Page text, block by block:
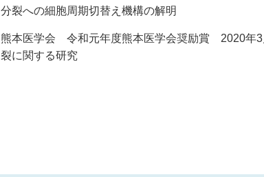
分裂への細胞周期切替え機構の解明
熊本医学会 令和元年度熊本医学会奨励賞 2020年
裂に関する研究